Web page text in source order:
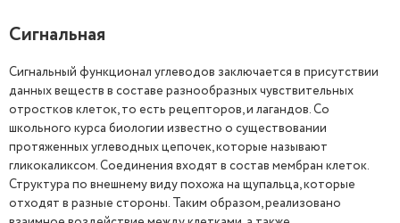
Сигнальная
Сигнальный функционал углеводов заключается в присутствии
данных веществ в составе разнообразных чувствительных
отростков клеток, то есть рецепторов, и лагандов. Со
школьного курса биологии известно о существовании
протяженных углеводных цепочек, которые называют
гликокаликсом. Соединения входят в состав мембран клеток.
Структура по внешнему виду похожа на щупальца, которые
отходят в разные стороны. Таким образом, реализовано